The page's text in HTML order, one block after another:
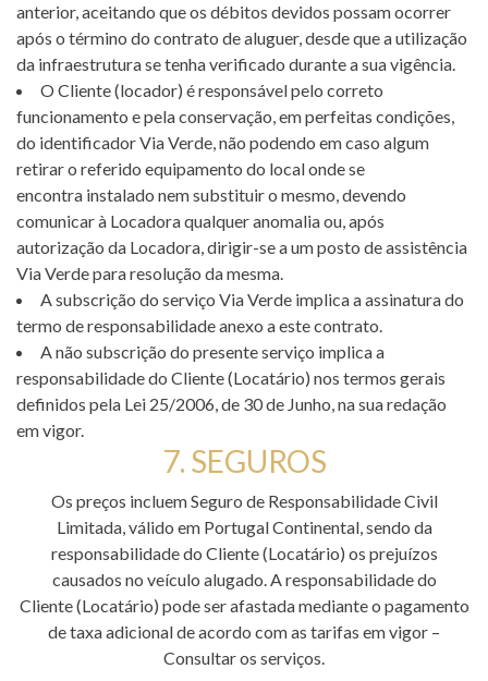
anterior, aceitando que os débitos devidos possam ocorrer
após o término do contrato de aluguer, desde que a utilização
da infraestrutura se tenha verificado durante a sua vigência.
O Cliente (locador) é responsável pelo correto
funcionamento e pela conservação, em perfeitas condições,
do identificador Via Verde, não podendo em caso algum
retirar o referido equipamento do local onde se
encontra instalado nem substituir o mesmo, devendo
comunicar à Locadora qualquer anomalia ou, após
autorização da Locadora, dirigir-se a um posto de assistência
Via Verde para resolução da mesma.
A subscrição do serviço Via Verde implica a assinatura do
termo de responsabilidade anexo a este contrato.
A não subscrição do presente serviço implica a
responsabilidade do Cliente (Locatário) nos termos gerais
definidos pela Lei 25/2006, de 30 de Junho, na sua redação
em vigor.
7. SEGUROS
Os preços incluem Seguro de Responsabilidade Civil
Limitada, válido em Portugal Continental, sendo da
responsabilidade do Cliente (Locatário) os prejuízos
causados no veículo alugado. A responsabilidade do
Cliente (Locatário) pode ser afastada mediante o pagamento
de taxa adicional de acordo com as tarifas em vigor –
Consultar os serviços.